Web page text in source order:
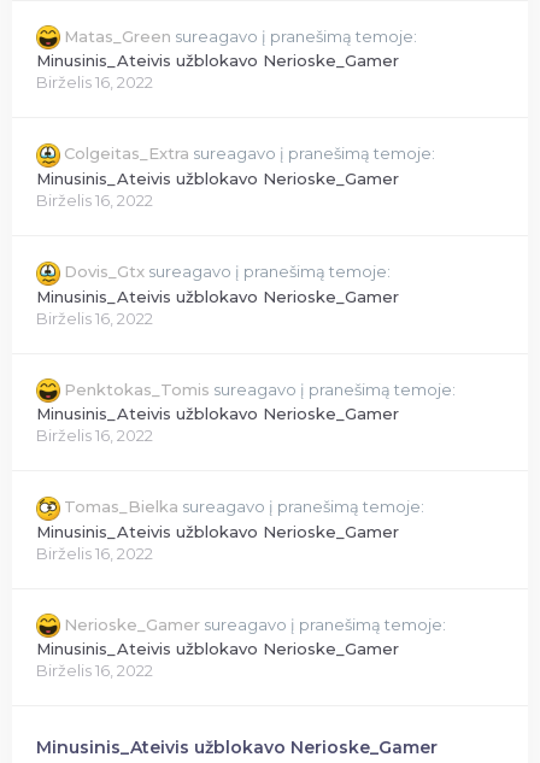
Matas_Green sureagavo į pranešimą temoje:
Minusinis_Ateivis užblokavo Nerioske_Gamer
Birželis 16, 2022
Colgeitas_Extra sureagavo į pranešimą temoje:
Minusinis_Ateivis užblokavo Nerioske_Gamer
Birželis 16, 2022
Dovis_Gtx sureagavo į pranešimą temoje:
Minusinis_Ateivis užblokavo Nerioske_Gamer
Birželis 16, 2022
Penktokas_Tomis sureagavo į pranešimą temoje:
Minusinis_Ateivis užblokavo Nerioske_Gamer
Birželis 16, 2022
Tomas_Bielka sureagavo į pranešimą temoje:
Minusinis_Ateivis užblokavo Nerioske_Gamer
Birželis 16, 2022
Nerioske_Gamer sureagavo į pranešimą temoje:
Minusinis_Ateivis užblokavo Nerioske_Gamer
Birželis 16, 2022
Minusinis_Ateivis užblokavo Nerioske_Gamer